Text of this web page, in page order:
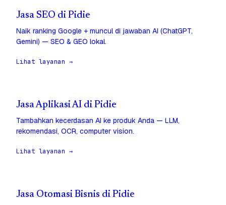
Jasa SEO di Pidie
Naik ranking Google + muncul di jawaban AI (ChatGPT,
Gemini) — SEO & GEO lokal.
Lihat layanan →
Jasa Aplikasi AI di Pidie
Tambahkan kecerdasan AI ke produk Anda — LLM,
rekomendasi, OCR, computer vision.
Lihat layanan →
Jasa Otomasi Bisnis di Pidie